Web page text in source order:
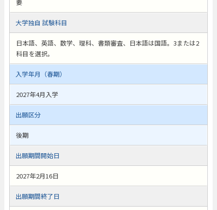
要
大学独自 試験科目
日本語、英語、数学、理科、書類審査、日本語は国語。3または2
科目を選択。
入学年月（春期）
2027年4月入学
出願区分
後期
出願期間開始日
2027年2月16日
出願期間終了日